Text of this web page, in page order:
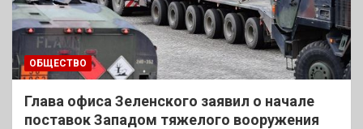
ОБЩЕСТВО
Глава офиса Зеленского заявил о начале
поставок Западом тяжелого вооружения